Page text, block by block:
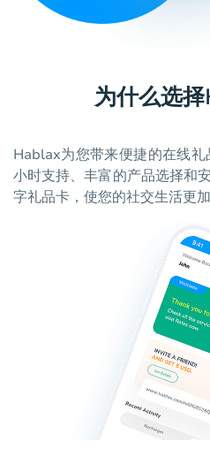
为什么选
Hablax为您带来便捷的在线
小时支持、丰富的产品选择和
字礼品卡，使您的社交生活更